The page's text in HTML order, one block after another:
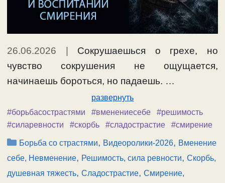
26.06.2026 | Сокрушаешься о грехе, но
чувство сокрушения не ощущается,
начинаешь бороться, но падаешь. …
развернуть
#борьбасострастями
#вменениесебе
#решимость
#силаревности
#скорбь #сладострастие #смирение
Рубрики
Борьба со страстями, Видеоролики-2026, Вменение
себе, Невменение, Решимость, сила ревности, Скорбь,
душевная тяжесть, Сладострастие, Смирение,